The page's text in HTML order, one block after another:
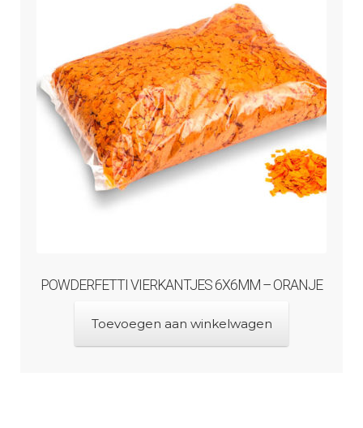
POWDERFETTI VIERKANTJES 6X6MM – ORANJE
Toevoegen aan winkelwagen